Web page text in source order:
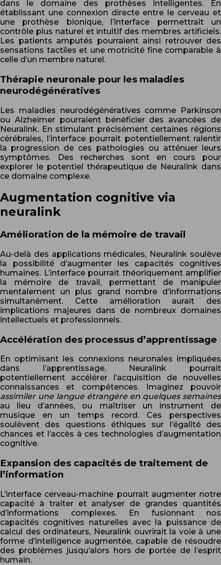
dans le domaine des prothèses intelligentes. En
établissant une connexion directe entre le cerveau et
une prothèse bionique, l’interface permettrait un
contrôle plus naturel et intuitif des membres artificiels.
Les patients amputés pourraient ainsi retrouver des
sensations tactiles et une motricité fine comparable à
celle d’un membre naturel.
Thérapie neuronale pour les maladies
neurodégénératives
Les maladies neurodégénératives comme Parkinson
ou Alzheimer pourraient bénéficier des avancées de
Neuralink. En stimulant précisément certaines régions
cérébrales, l’interface pourrait potentiellement ralentir
la progression de ces pathologies ou atténuer leurs
symptômes. Des recherches sont en cours pour
explorer le potentiel thérapeutique de Neuralink dans
ce domaine complexe.
Augmentation cognitive via
neuralink
Amélioration de la mémoire de travail
Au-delà des applications médicales, Neuralink soulève
la possibilité d’augmenter les capacités cognitives
humaines. L’interface pourrait théoriquement amplifier
la mémoire de travail, permettant de manipuler
mentalement un plus grand nombre d’informations
simultanément. Cette amélioration aurait des
implications majeures dans de nombreux domaines
intellectuels et professionnels.
Accélération des processus d’apprentissage
En optimisant les connexions neuronales impliquées
dans l’apprentissage, Neuralink pourrait
potentiellement accélérer l’acquisition de nouvelles
connaissances et compétences. Imaginez pouvoir
assimiler une langue étrangère en quelques semaines
au lieu d’années, ou maîtriser un instrument de
musique en un temps record. Ces perspectives
soulèvent des questions éthiques sur l’égalité des
chances et l’accès à ces technologies d’augmentation
cognitive.
Expansion des capacités de traitement de
l’information
L’interface cerveau-machine pourrait augmenter notre
capacité à traiter et analyser de grandes quantités
d’informations complexes. En fusionnant nos
capacités cognitives naturelles avec la puissance de
calcul des ordinateurs, Neuralink ouvrirait la voie à une
forme d’intelligence augmentée, capable de résoudre
des problèmes jusqu’alors hors de portée de l’esprit
humain.